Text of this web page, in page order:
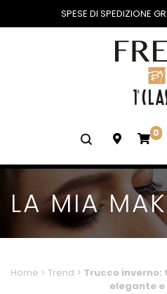
SPESE DI SPEDIZIONE
0
LA MIA
Home > Trend > Trucco inverno:
elegante